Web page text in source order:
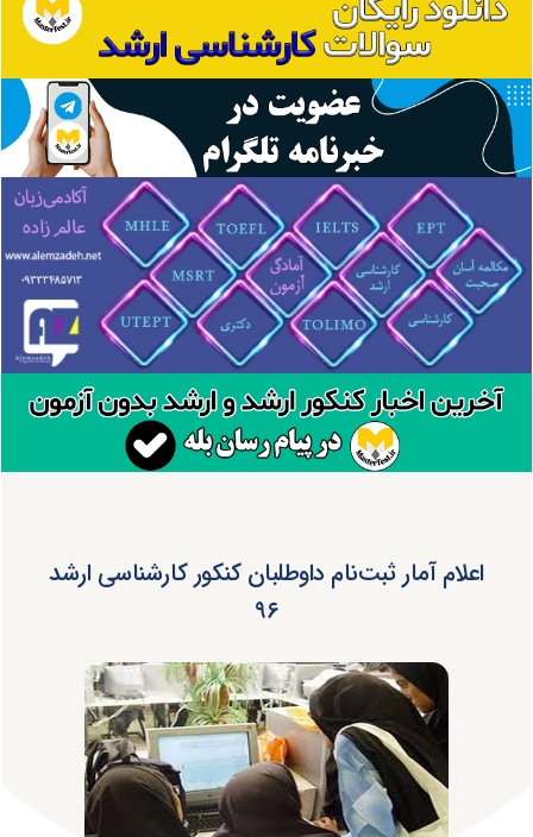
اعلام آمار ثبت‌نام داوطلبان کنکور کارشناسی ارشد
۹۶